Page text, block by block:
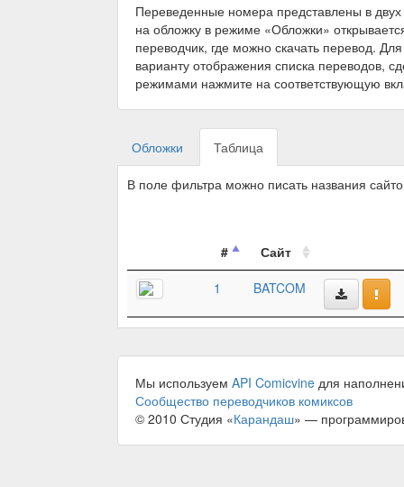
Переведенные номера представлены в
на обложку в режиме «Обложки»
переводчик, где можно скачать перевод.
варианту отображения списка переводов,
режимами нажмите на соответствующую
Обложки Таблица
В поле фильтра можно писать названия
#
Сайт
1
BATCOM
Мы используем API Comicvine для
Сообщество переводчиков комиксов
© 2010 Студия «Карандаш» —